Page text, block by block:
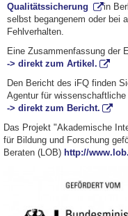
Qualitätssicherung
in
selbst begangenem oder bei
Fehlverhalten.
Eine Zusammenfassung der
-> direkt zum Artikel.
Den Bericht des iFQ finden
Agentur für wissenschaftliche
-> direkt zum Bericht.
Das Projekt "Akademische
für Bildung und Forschung
Beraten (LOB) http://